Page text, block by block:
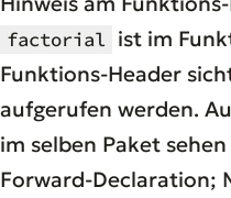
factorial ist im
Funktions-Header
aufgerufen werden.
im selben Paket
Forward-Declaration;